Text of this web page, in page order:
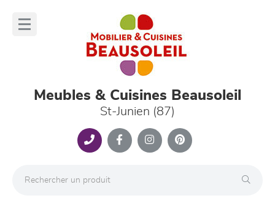
Meubles & Cuisines Beausoleil
St-Junien (87)